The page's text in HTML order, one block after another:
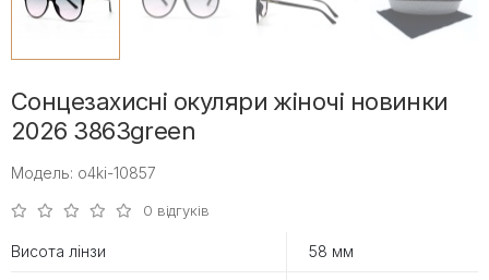
Сонцезахисні окуляри жіночі новинки
2026 3863green
Модель: o4ki-10857
0 відгуків
Висота лінзи 58 мм